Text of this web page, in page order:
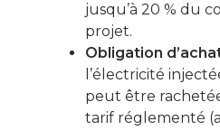
jusqu’à 20 % du
projet.
Obligation
l’électricité
peut être
tarif réglementé